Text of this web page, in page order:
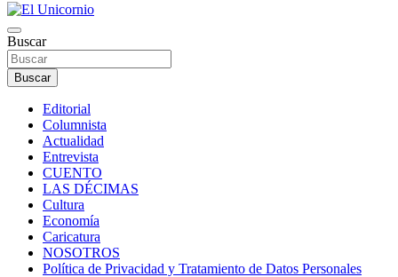
El Unicornio
La realidad supera la fantasía
Buscar
Buscar
Editorial
Columnista
Actualidad
Entrevista
CUENTO
LAS DÉCIMAS
Cultura
Economía
Caricatura
NOSOTROS
Política de Privacidad y Tratamiento de Datos Personales